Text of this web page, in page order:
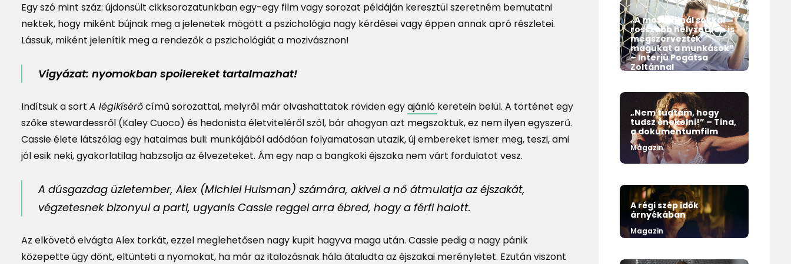
Egy szó mint száz: újdonsült cikksorozatunkban egy-egy film vagy sorozat példáján keresztül szeretném bemutatni
nektek, hogy miként bújnak meg a jelenetek mögött a pszichológia nagy kérdései vagy éppen annak apró részletei.
Lássuk, miként jelenítik meg a rendezők a pszichológiát a mozivásznon!
Vigyázat: nyomokban spoilereket tartalmazhat!
Indítsuk a sort A légikísérőcímű sorozattal, melyről már olvashattatok röviden egyajánló keretein belül. A történet egy
szőke stewardessről (Kaley Cuoco) és hedonista életviteléről szól, bár ahogyan azt megszoktuk, ez nem ilyen egyszerű.
Cassie élete látszólag egy hatalmas buli: munkájából adódóan folyamatosan utazik, új embereket ismer meg, teszi, ami
jól esik neki, gyakorlatilag habzsolja az élvezeteket. Ám egy nap a bangkoki éjszaka nem várt fordulatot vesz.
A dúsgazdag üzletember, Alex (Michiel Huisman) számára, akivel a nő átmulatja az éjszakát,
végzetesnek bizonyul a parti, ugyanis Cassie reggel arra ébred, hogy a férfi halott.
Az elkövető elvágta Alex torkát, ezzel meglehetősen nagy kupit hagyva maga után. Cassie pedig a nagy pánik
közepette úgy dönt, eltünteti a nyomokat, ha már az italozásnak hála átaludta az éjszakai merényletet. Ezután viszont
Magazin
„A mostaninál sokkal
rosszabb helyzetben is
megszervezték
magukat a munkások”
– Interjú Pogátsa
Zoltánnal
„Nem tudtam, hogy
tudsz énekelni!” – Tina,
a dokumentumfilm
Magazin
A régi szép idők
árnyékában
Magazin